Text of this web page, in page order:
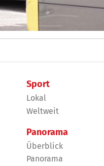
Sport
Lokal
Weltweit
Panorama
Überblick
Panorama